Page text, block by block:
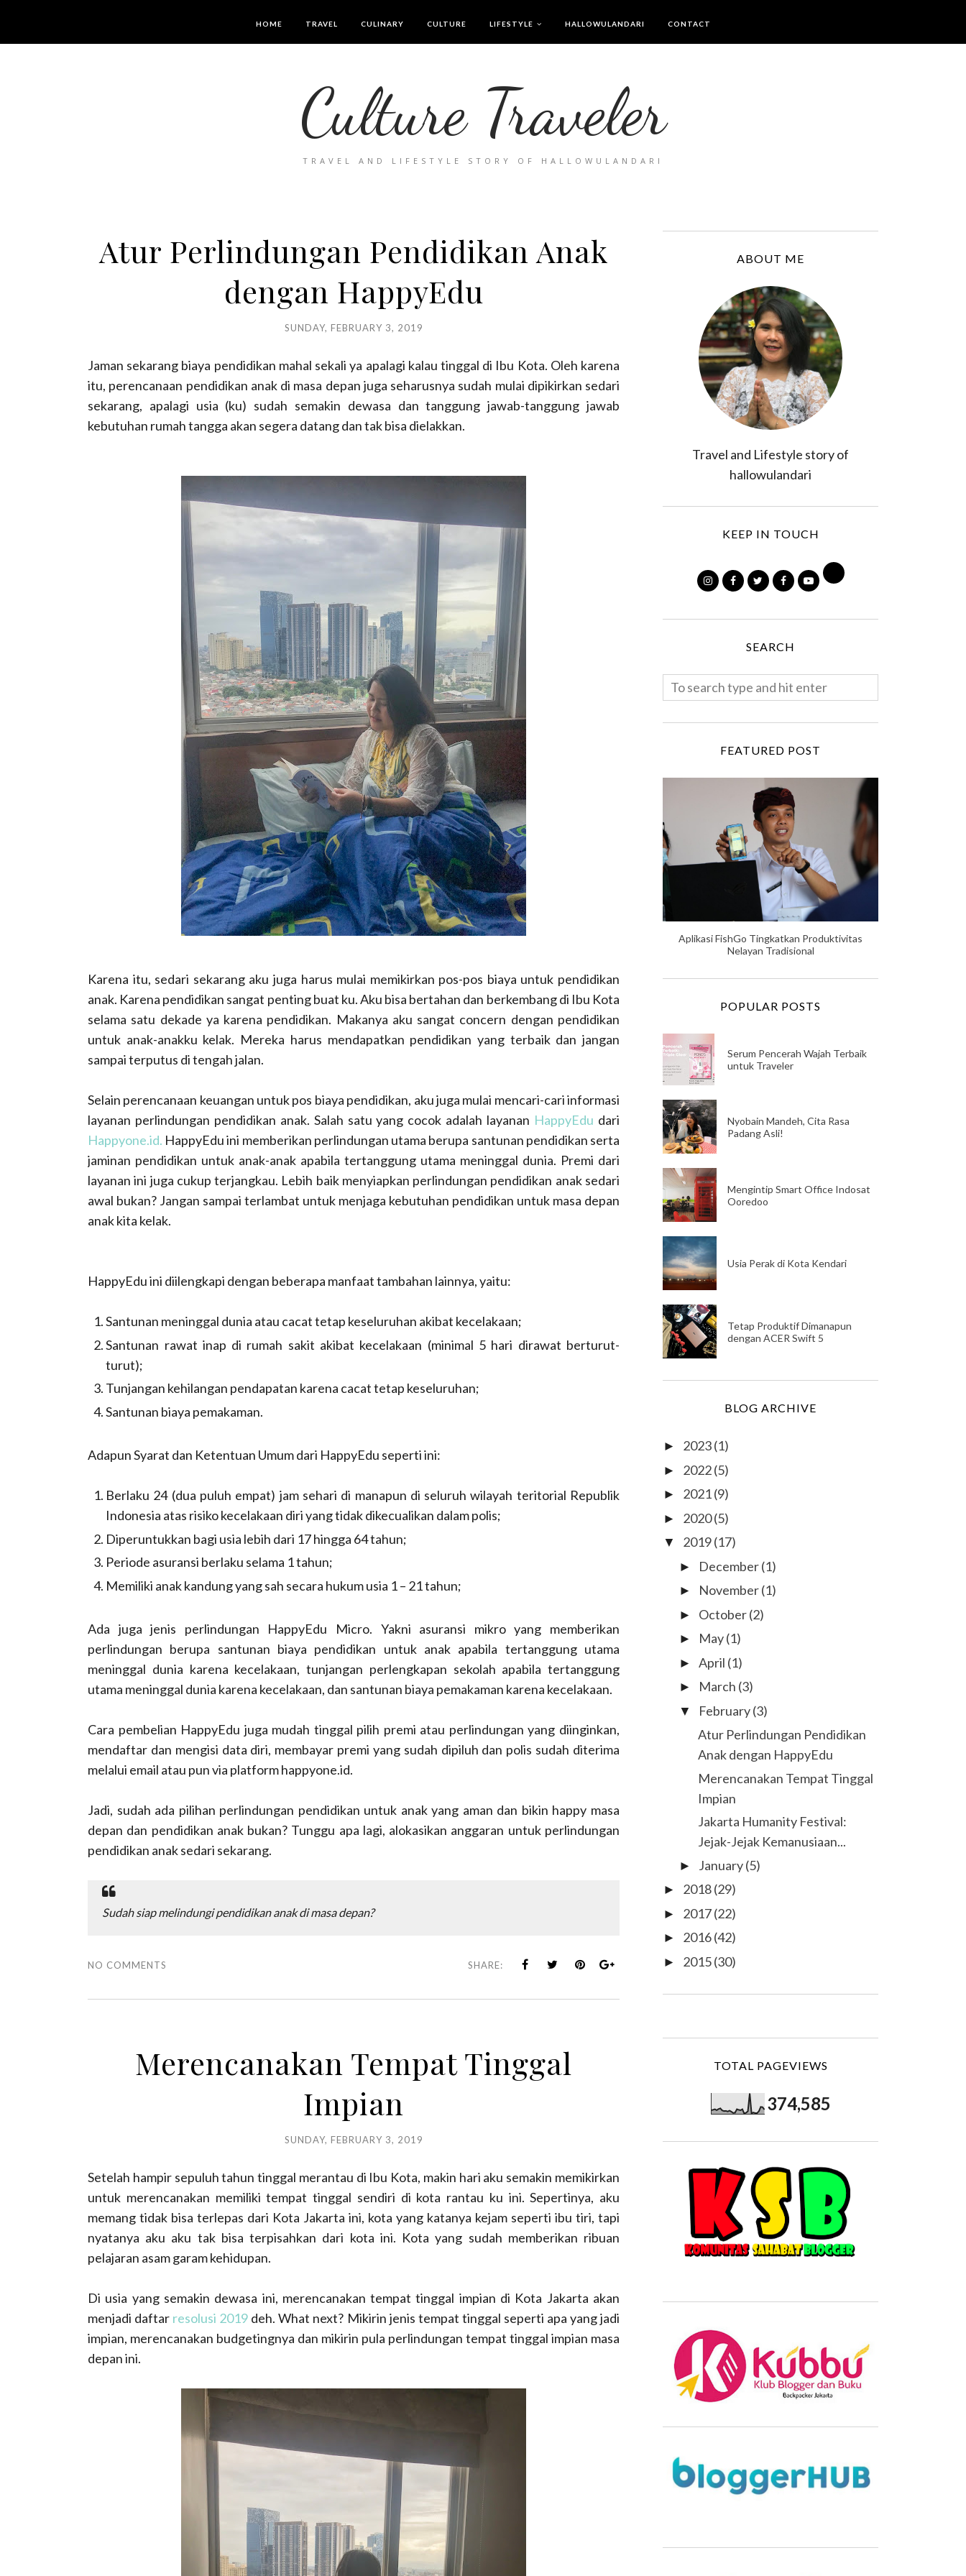
HOME TRAVEL CULINARY CULTURE LIFESTYLE HALLOWULANDARI CONTACT
Culture Traveler
TRAVEL AND LIFESTYLE STORY OF HALLOWULANDARI
Atur Perlindungan Pendidikan Anak
dengan HappyEdu
SUNDAY, FEBRUARY 3, 2019
Jaman sekarang biaya pendidikan mahal sekali ya apalagi kalau tinggal di Ibu Kota. Oleh karena
itu, perencanaan pendidikan anak di masa depan juga seharusnya sudah mulai dipikirkan sedari
sekarang, apalagi usia (ku) sudah semakin dewasa dan tanggung jawab-tanggung jawab
kebutuhan rumah tangga akan segera datang dan tak bisa dielakkan.
Karena itu, sedari sekarang aku juga harus mulai memikirkan pos-pos biaya untuk pendidikan
anak. Karena pendidikan sangat penting buat ku. Aku bisa bertahan dan berkembang di Ibu Kota
selama satu dekade ya karena pendidikan. Makanya aku sangat concern dengan pendidikan
untuk anak-anakku kelak. Mereka harus mendapatkan pendidikan yang terbaik dan jangan
sampai terputus di tengah jalan.
Selain perencanaan keuangan untuk pos biaya pendidikan, aku juga mulai mencari-cari informasi
layanan perlindungan pendidikan anak. Salah satu yang cocok adalah layanan HappyEdu dari
Happyone.id. HappyEdu ini memberikan perlindungan utama berupa santunan pendidikan serta
jaminan pendidikan untuk anak-anak apabila tertanggung utama meninggal dunia. Premi dari
layanan ini juga cukup terjangkau. Lebih baik menyiapkan perlindungan pendidikan anak sedari
awal bukan? Jangan sampai terlambat untuk menjaga kebutuhan pendidikan untuk masa depan
anak kita kelak.
HappyEdu ini diilengkapi dengan beberapa manfaat tambahan lainnya, yaitu:
Santunan meninggal dunia atau cacat tetap keseluruhan akibat kecelakaan;
Santunan rawat inap di rumah sakit akibat kecelakaan (minimal 5 hari dirawat berturut-
turut);
Tunjangan kehilangan pendapatan karena cacat tetap keseluruhan;
Santunan biaya pemakaman.
Adapun Syarat dan Ketentuan Umum dari HappyEdu seperti ini:
Berlaku 24 (dua puluh empat) jam sehari di manapun di seluruh wilayah teritorial Republik
Indonesia atas risiko kecelakaan diri yang tidak dikecualikan dalam polis;
Diperuntukkan bagi usia lebih dari 17 hingga 64 tahun;
Periode asuransi berlaku selama 1 tahun;
Memiliki anak kandung yang sah secara hukum usia 1 – 21 tahun;
Ada juga jenis perlindungan HappyEdu Micro. Yakni asuransi mikro yang memberikan
perlindungan berupa santunan biaya pendidikan untuk anak apabila tertanggung utama
meninggal dunia karena kecelakaan, tunjangan perlengkapan sekolah apabila tertanggung
utama meninggal dunia karena kecelakaan, dan santunan biaya pemakaman karena kecelakaan.
Cara pembelian HappyEdu juga mudah tinggal pilih premi atau perlindungan yang diinginkan,
mendaftar dan mengisi data diri, membayar premi yang sudah dipiluh dan polis sudah diterima
melalui email atau pun via platform happyone.id.
Jadi, sudah ada pilihan perlindungan pendidikan untuk anak yang aman dan bikin happy masa
depan dan pendidikan anak bukan? Tunggu apa lagi, alokasikan anggaran untuk perlindungan
pendidikan anak sedari sekarang.
Sudah siap melindungi pendidikan anak di masa depan?
NO COMMENTS SHARE:
Merencanakan Tempat Tinggal
Impian
SUNDAY, FEBRUARY 3, 2019
Setelah hampir sepuluh tahun tinggal merantau di Ibu Kota, makin hari aku semakin memikirkan
untuk merencanakan memiliki tempat tinggal sendiri di kota rantau ku ini. Sepertinya, aku
memang tidak bisa terlepas dari Kota Jakarta ini, kota yang katanya kejam seperti ibu tiri, tapi
nyatanya aku aku tak bisa terpisahkan dari kota ini. Kota yang sudah memberikan ribuan
pelajaran asam garam kehidupan.
Di usia yang semakin dewasa ini, merencanakan tempat tinggal impian di Kota Jakarta akan
menjadi daftar resolusi 2019 deh. What next? Mikirin jenis tempat tinggal seperti apa yang jadi
impian, merencanakan budgetingnya dan mikirin pula perlindungan tempat tinggal impian masa
depan ini.
ABOUT ME
Travel and Lifestyle story of
hallowulandari
KEEP IN TOUCH
SEARCH
FEATURED POST
Aplikasi FishGo Tingkatkan Produktivitas
Nelayan Tradisional
POPULAR POSTS
Serum Pencerah Wajah Terbaik
untuk Traveler
Nyobain Mandeh, Cita Rasa
Padang Asli!
Mengintip Smart Office Indosat
Ooredoo
Usia Perak di Kota Kendari
Tetap Produktif Dimanapun
dengan ACER Swift 5
BLOG ARCHIVE
► 2023(1)
► 2022(5)
► 2021(9)
► 2020(5)
▼ 2019(17)
► December (1)
► November (1)
► October (2)
► May (1)
► April (1)
► March (3)
▼ February (3)
Atur Perlindungan Pendidikan
Anak dengan HappyEdu
Merencanakan Tempat Tinggal
Impian
Jakarta Humanity Festival:
Jejak-Jejak Kemanusiaan...
► January (5)
► 2018(29)
► 2017(22)
► 2016(42)
► 2015(30)
TOTAL PAGEVIEWS
374,585